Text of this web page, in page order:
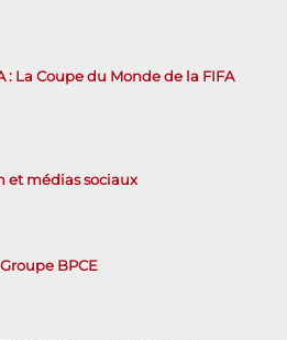
: La Coupe du Monde de la FIFA
et médias sociaux
BPCE